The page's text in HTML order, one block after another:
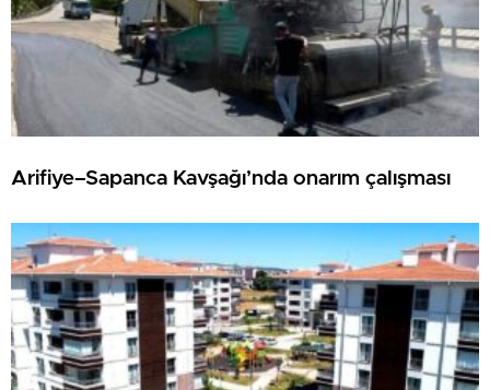
Arifiye–Sapanca Kavşağı’nda onarım çalışması